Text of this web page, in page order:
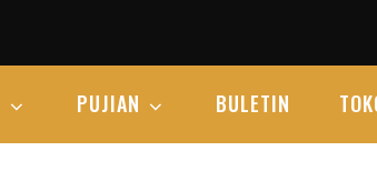
PUJIAN BULETIN